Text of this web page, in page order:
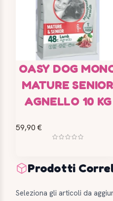
OASY DOG
MATURE SENIOR
AGNELLO 10 KG
59,90 €
Prodotti
Seleziona gli articoli da